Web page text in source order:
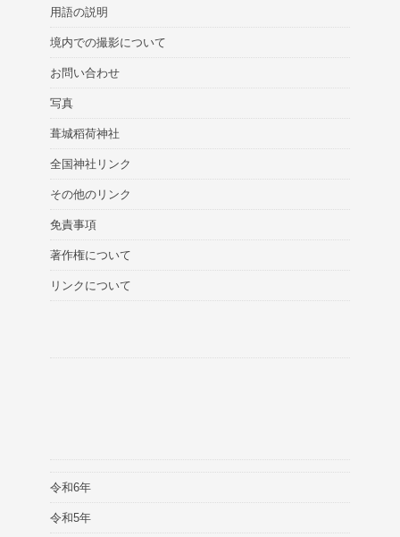
用語の説明
境内での撮影について
お問い合わせ
写真
葺城稻荷神社
全国神社リンク
その他のリンク
免責事項
著作権について
リンクについて
令和6年
令和5年